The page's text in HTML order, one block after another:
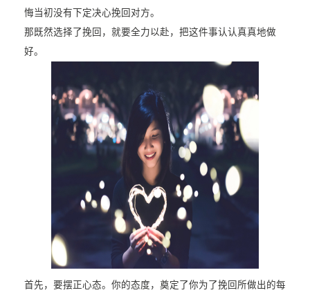
悔当初没有下定决心挽回对方。
那既然选择了挽回，就要全力以赴，把这件事认认真真地做
好。
首先，要摆正心态。你的态度，奠定了你为了挽回所做出的每